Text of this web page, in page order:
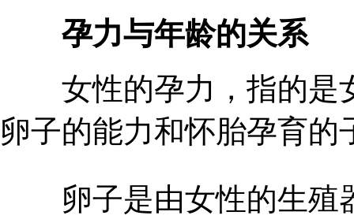
孕力与年龄的关系
女性的孕力，指的是
卵子的能力和怀胎孕育的
卵子是由女性的生殖